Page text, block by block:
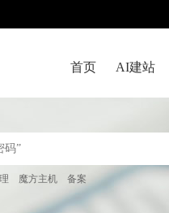
首页 AI建站
魔方主机 备案